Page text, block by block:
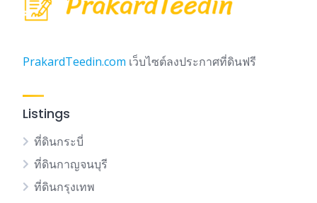
PrakardTeedin.com เว็บไซต์ลงประกาศที่ดินฟรี
Listings
ที่ดินกระบี่
ที่ดินกาญจนบุรี
ที่ดินกรุงเทพ